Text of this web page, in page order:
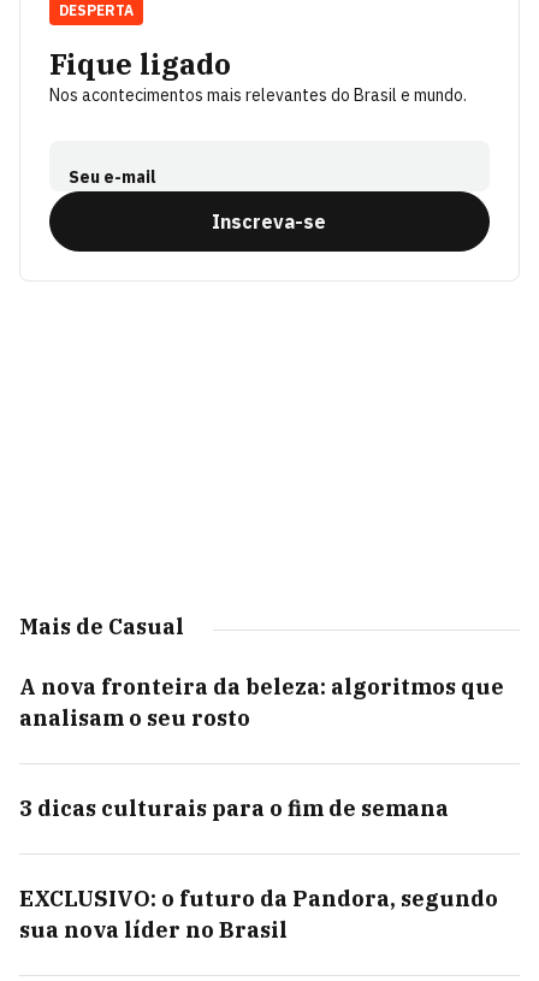
Fique ligado
Nos acontecimentos mais relevantes do Brasil e mundo.
Seu e-mail
Inscreva-se
DESPERTA
Mais de Casual
A nova fronteira da beleza: algoritmos que
analisam o seu rosto
3 dicas culturais para o fim de semana
EXCLUSIVO: o futuro da Pandora, segundo
sua nova líder no Brasil